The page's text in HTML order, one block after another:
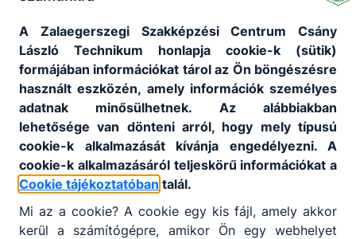
Gratulálunk Zsombornak és felkészítő tanárainak
ehhez a rendkívüli szakmai sikerhez, és további
eredményes munkát kívánunk számukra!💚
GALÉRIA
OTIO 2026
A Zalaegerszegi Szakképzési Centrum Csány
László Technikum honlapja cookie-k (sütik)
formájában információkat tárol az Ön böngészésre
használt eszközén, amely információk személyes
adatnak minősülhetnek. Az alábbiakban
lehetősége van dönteni arról, hogy mely típusú
cookie-k alkalmazását kívánja engedélyezni. A
cookie-k alkalmazásáról teljeskörű információkat a
Cookie tájékoztatóban talál.
Mi az a cookie? A cookie egy kis fájl, amely akkor
kerül a számítógépre, amikor Ön egy webhelyet